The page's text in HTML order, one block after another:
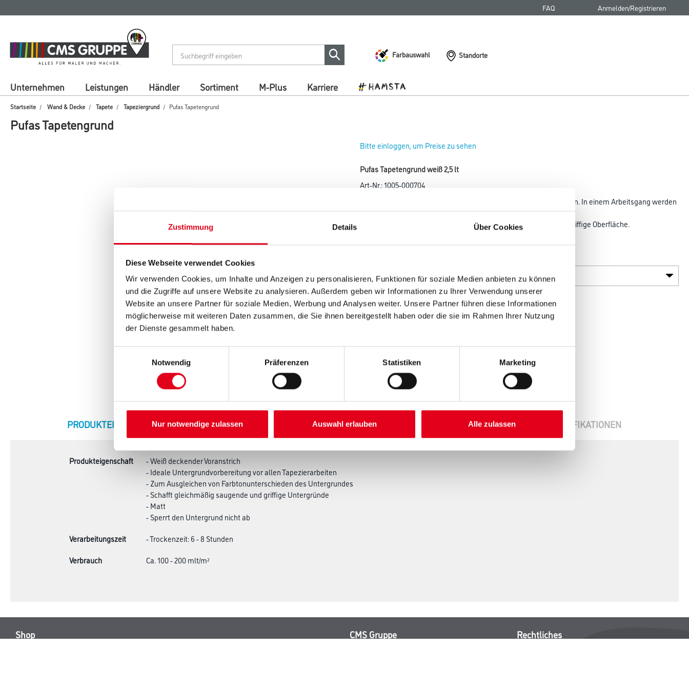
Zustimmung Details Über Cookies
Diese Webseite verwendet Cookies
Wir verwenden Cookies, um Inhalte und Anzeigen zu personalisieren, Funktionen für soziale Medien anbieten zu können
und die Zugriffe auf unsere Website zu analysieren. Außerdem geben wir Informationen zu Ihrer Verwendung unserer
Website an unsere Partner für soziale Medien, Werbung und Analysen weiter. Unsere Partner führen diese Informationen
möglicherweise mit weiteren Daten zusammen, die Sie ihnen bereitgestellt haben oder die sie im Rahmen Ihrer Nutzung
der Dienste gesammelt haben.
Notwendig
Präferenzen Statistiken Marketing
Nur notwendige zulassen Auswahl erlauben Alle zulassen
springen
springen
FAQ Anmelden/Registrieren
Farbauswahl Standorte
Unternehmen Leistungen Händler Sortiment M-Plus Karriere
Startseite Wand & Decke Tapete Tapeziergrund Pufas Tapetengrund
Pufas Tapetengrund
Bitte einloggen, um Preise zu sehen
Pufas Tapetengrund weiß 2,5 lt
Art-Nr.:1005-000704
Rationelle und sichere Untergrundvorbereitung vor dem Tapezieren. In einem Arbeitsgang werden
farbliche Unterschiede egalisiert,
der Untergrund erhält eine gleichmäßige Saugfähigkeit und eine griffige Oberfläche.
Umrechnungsfaktoren
CURRENT
PRODUKTEIGENSCHAFTEN ZUSATZINFOS GEFAHRENHINWEISE DATENBLÄTTER SPEZIFIKATIONEN
Produkteigenschaft
- Weiß deckender Voranstrich
- Ideale Untergrundvorbereitung vor allen Tapezierarbeiten
- Zum Ausgleichen von Farbtonunterschieden des Untergrundes
- Schafft gleichmäßig saugende und griffige Untergründe
- Matt
- Sperrt den Untergrund nicht ab
Verarbeitungszeit
- Trockenzeit: 6 - 8 Stunden
Verbrauch
Ca. 100 - 200 mlt/m²
Shop CMS Gruppe Rechtliches